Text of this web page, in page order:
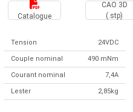
Catalogue
CAO 3D
(.stp)
Tension 24VDC
Couple nominal 490 mNm
Courant nominal 7,4A
Lester 2,85kg